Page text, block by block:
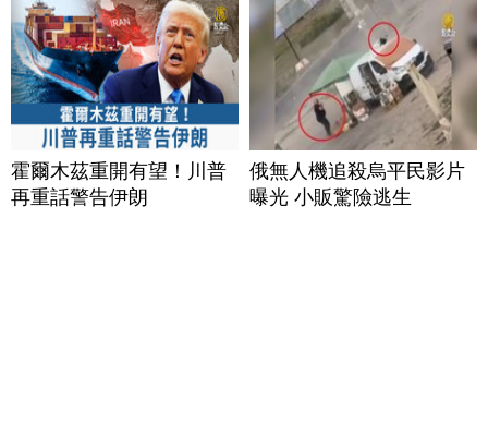
霍爾木茲重開有望！川普
再重話警告伊朗
俄無人機追殺烏平民影片
曝光 小販驚險逃生